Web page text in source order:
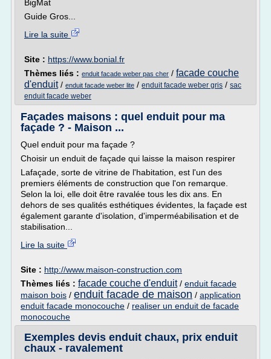
BigMat
Guide Gros...
Lire la suite
Site : https://www.bonial.fr
Thèmes liés : enduit facade weber pas cher / facade couche
d'enduit/ enduit facade weber lite / enduit facade weber gris / sac
enduit facade weber
Façades maisons : quel enduit pour ma
façade ? - Maison ...
Quel enduit pour ma façade ?
Choisir un enduit de façade qui laisse la maison respirer
Lafaçade, sorte de vitrine de l'habitation, est l'un des
premiers éléments de construction que l'on remarque.
Selon la loi, elle doit être ravalée tous les dix ans. En
dehors de ses qualités esthétiques évidentes, la façade est
également garante d'isolation, d'imperméabilisation et de
stabilisation...
Lire la suite
Site : http://www.maison-construction.com
Thèmes liés : facade couche d'enduit/ enduit facade
maison bois / enduit facade de maison / application
enduit facade monocouche / realiser un enduit de facade
monocouche
Exemples devis enduit chaux, prix enduit
chaux - ravalement